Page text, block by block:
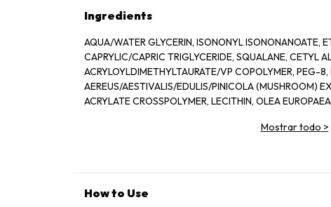
Ingredients
AQUA/WATER GLYCERIN, ISONONYL ISONONANOATE,
CAPRYLIC/CAPRIC TRIGLYCERIDE, SQUALANE, CETYL
ACRYLOYLDIMETHYLTAURATE/VP COPOLYMER, PEG-8,
AEREUS/AESTIVALIS/EDULIS/PINICOLA (MUSHROOM)
ACRYLATE CROSSPOLYMER, LECITHIN, OLEA
(CARRAGENAN) EXTRACT, GLYCINE SOJA (SOYBEAN)
TREHALOSE, HEXYLENE GLYCOL, POLYQUATERNIUM-
Mostrar todo >
How to Use